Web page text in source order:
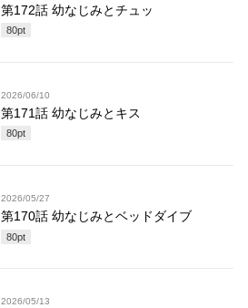
第172話 幼なじみとチュッ
80pt
2026/06/10
第171話 幼なじみとキス
80pt
2026/05/27
第170話 幼なじみとベッドダイブ
80pt
2026/05/13